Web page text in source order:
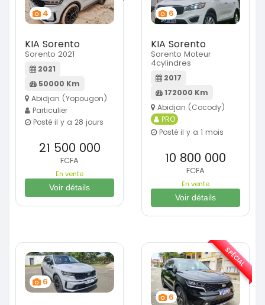
4
KIA Sorento
Sorento 2021
2021
50000 Km
Abidjan (Yopougon)
Particulier
Posté il y a 28 jours
21 500 000
FCFA
En vente
Voir détails
6
KIA Sorento
Sorento Moteur
4cylindres
2017
172000 Km
Abidjan (Cocody)
PRO
Posté il y a 1 mois
10 800 000
FCFA
En vente
Voir détails
6
6
SPÉCIAL